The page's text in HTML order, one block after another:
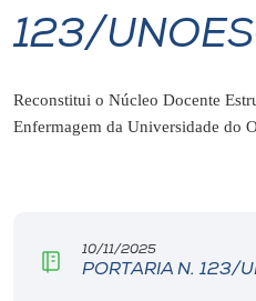
I.nova
Diplomados
CPA
123/
Reconstitui o Núcleo Docente
Enfermagem da Universidade do
10/11/2025
PORTARIA N. 123/